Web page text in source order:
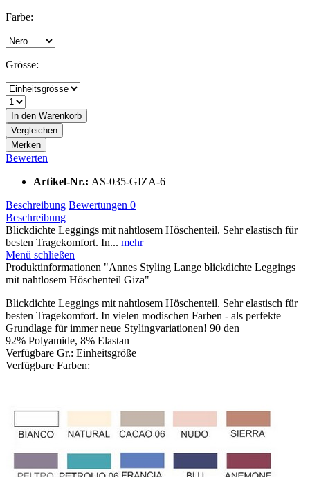
Farbe:
Grösse:
In den Warenkorb
Vergleichen
Merken
Bewerten
Artikel-Nr.: AS-035-GIZA-6
Beschreibung Bewertungen 0
Beschreibung
Blickdichte Leggings mit nahtlosem Höschenteil. Sehr elastisch für
besten Tragekomfort. In... mehr
Menü schließen
Produktinformationen "Annes Styling Lange blickdichte Leggings
mit nahtlosem Höschenteil Giza"
Blickdichte Leggings mit nahtlosem Höschenteil. Sehr elastisch für
besten Tragekomfort. In vielen modischen Farben - als perfekte
Grundlage für immer neue Stylingvariationen! 90 den
92% Polyamide, 8% Elastan
Verfügbare Gr.: Einheitsgröße
Verfügbare Farben: